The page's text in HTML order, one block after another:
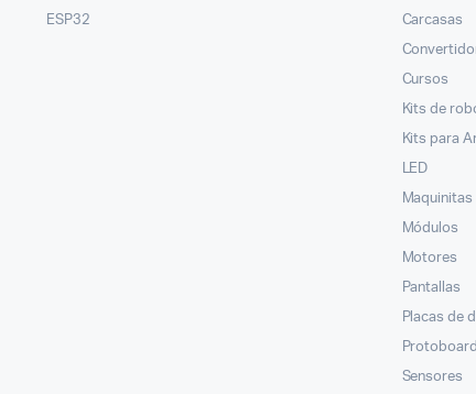
ESP32 Carcasas
Cursos
Kits de
Kits para
LED
Maquinitas
Módulos
Motores
Pantallas
Placas de
Sensores